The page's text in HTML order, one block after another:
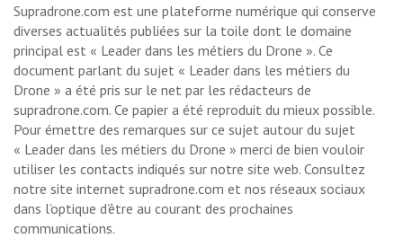
Supradrone.com est une plateforme numérique qui conserve
diverses actualités publiées sur la toile dont le domaine
principal est « Leader dans les métiers du Drone ». Ce
document parlant du sujet « Leader dans les métiers du
Drone » a été pris sur le net par les rédacteurs de
supradrone.com. Ce papier a été reproduit du mieux possible.
Pour émettre des remarques sur ce sujet autour du sujet
« Leader dans les métiers du Drone » merci de bien vouloir
utiliser les contacts indiqués sur notre site web. Consultez
notre site internet supradrone.com et nos réseaux sociaux
dans l’optique d’être au courant des prochaines
communications.